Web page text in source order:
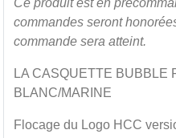
commandes seront
commande sera atteint.
LA CASQUETTE BUBBLE
BLANC/MARINE
Flocage du Logo HCC